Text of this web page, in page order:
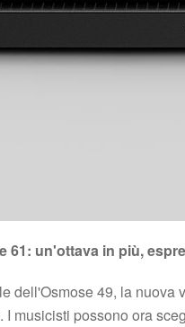
61: un'ottava in più,
dell'Osmose 49, la
musicisti possono ora